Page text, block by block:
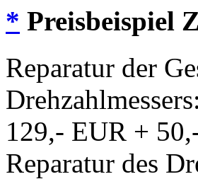
* Preisbeispiel
Reparatur der
Drehzahlmessers:
129,- EUR +
Reparatur des